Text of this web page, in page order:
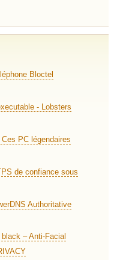
Bloctel
- Lobsters
PC légendaires
de confiance sous
Authoritative
– Anti-Facial